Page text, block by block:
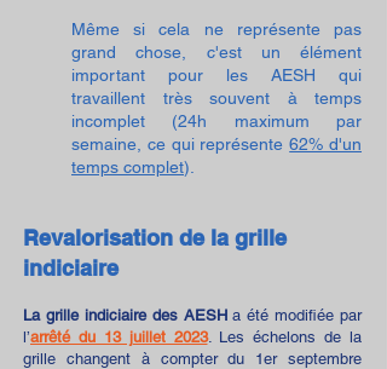
Même si cela ne représente pas
grand chose, c'est un élément
important pour les AESH qui
travaillent très souvent à temps
incomplet (24h maximum par
semaine, ce qui représente62% d'un
temps complet).
Revalorisation de la grille
indiciaire
Lagrille indiciaire des AESHa été modifiée par
l’arrêté du 13 juillet 2023. Les échelons de la
grille changent à compter du 1er septembre